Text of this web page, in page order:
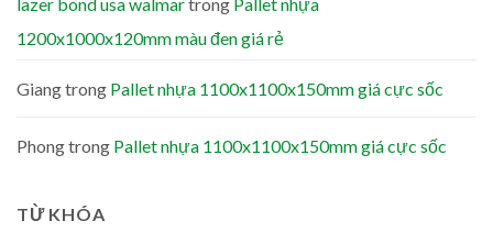
1200x1000x120mm màu đen giá rẻ
Giangtrong Pallet nhựa 1100x1100x150mm giá cực sốc
Phongtrong Pallet nhựa 1100x1100x150mm giá cực sốc
TỪ KHÓA